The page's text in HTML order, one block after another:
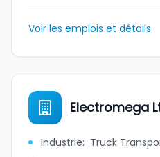
Voir les emplois et détails
Electromega
Industrie: Truck